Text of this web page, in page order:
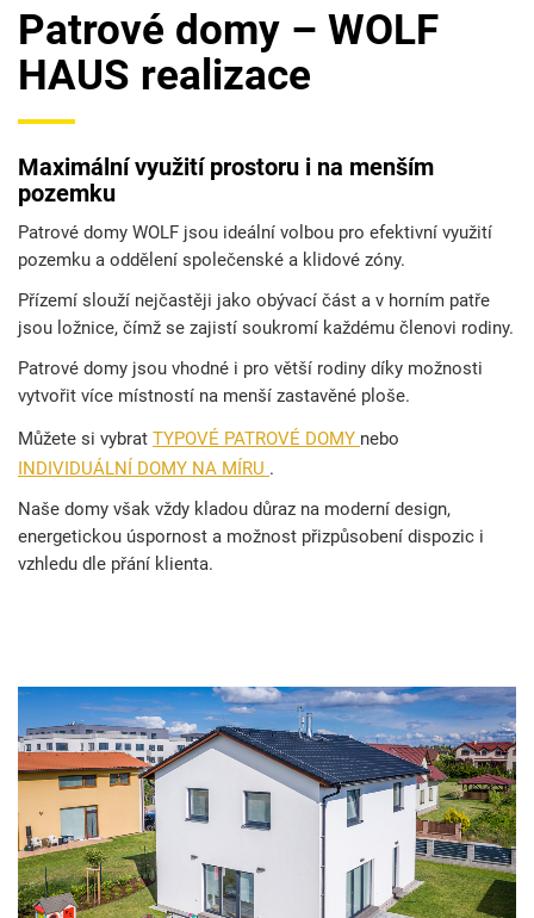
Patrové domy – WOLF
HAUS realizace
Maximální využití prostoru i na menším
pozemku
Patrové domy WOLF jsou ideální volbou pro efektivní využití
pozemku a oddělení společenské a klidové zóny.
Přízemí slouží nejčastěji jako obývací část a v horním patře
jsou ložnice, čímž se zajistí soukromí každému členovi rodiny.
Patrové domy jsou vhodné i pro větší rodiny díky možnosti
vytvořit více místností na menší zastavěné ploše.
Můžete si vybrat TYPOVÉ PATROVÉ DOMY nebo
INDIVIDUÁLNÍ DOMY NA MÍRU .
Naše domy však vždy kladou důraz na moderní design,
energetickou úspornost a možnost přizpůsobení dispozic i
vzhledu dle přání klienta.